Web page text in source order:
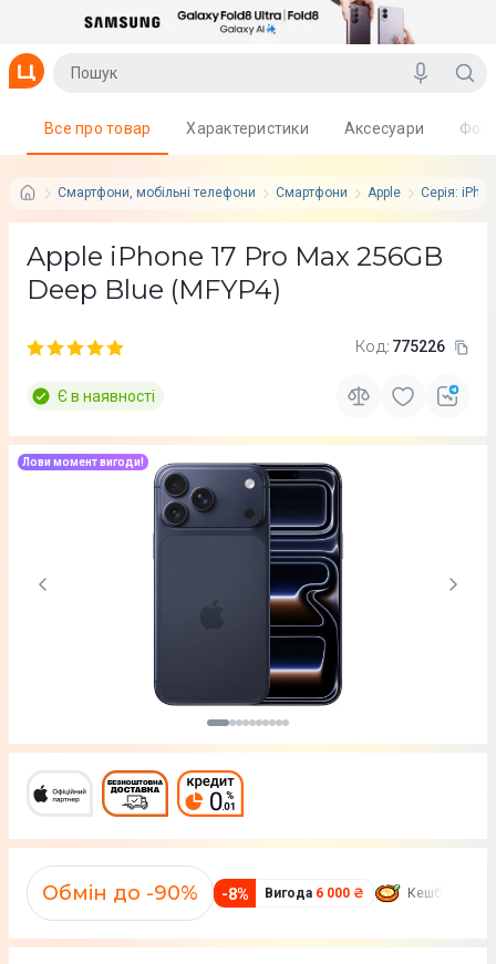
Смартфони, мобільні телефони Смартфони Apple Серія:
Все про товар Характеристики Аксесуари
Apple iPhone 17 Pro Max 256GB
Deep Blue (MFYP4)
Код: 775226
Є в наявності
Лови момент вигоди!
Обмін до -90% -8% Вигода 6 000 ₴ Кешбек